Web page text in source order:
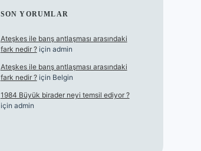
SON YORUMLAR
Ateşkes ile barış antlaşması arasındaki
fark nedir ?için admin
Ateşkes ile barış antlaşması arasındaki
fark nedir ?için Belgin
1984 Büyük birader neyi temsil ediyor ?
için admin